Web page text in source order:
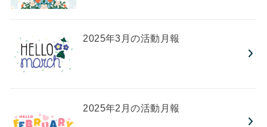
2025年3月の活動月報
2025年2月の活動月報